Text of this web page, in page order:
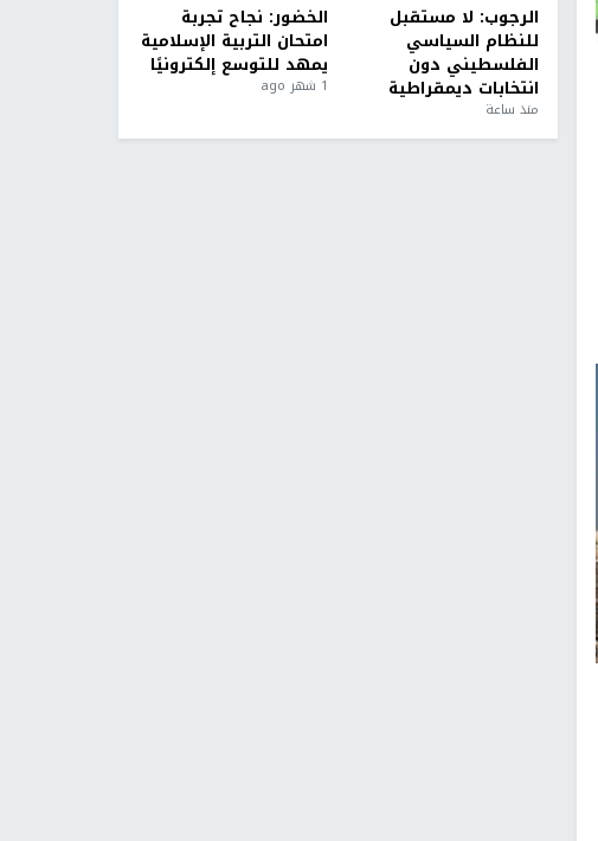
الرجوب: لا مستقبل
للنظام السياسي
الفلسطيني دون
انتخابات ديمقراطية
منذ ساعة
الخضور: نجاح تجربة
امتحان التربية الإسلامية
يمهد للتوسع إلكترونيًا
1 شهر ago